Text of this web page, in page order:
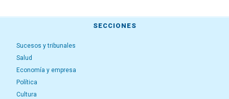
SECCIONES
Sucesos y tribunales
Salud
Economía y empresa
Política
Cultura